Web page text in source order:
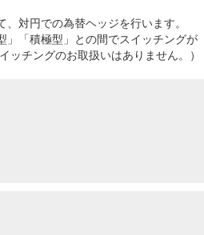
、対円での為替ヘッジを行います。
」「積極型」との間でスイッチングが
ッチングのお取扱いはありません。）